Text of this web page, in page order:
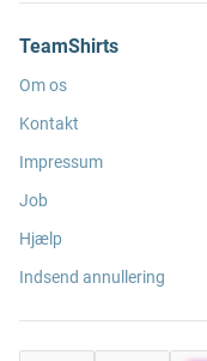
TeamShirts
Om os
Kontakt
Impressum
Job
Hjælp
Indsend annullering